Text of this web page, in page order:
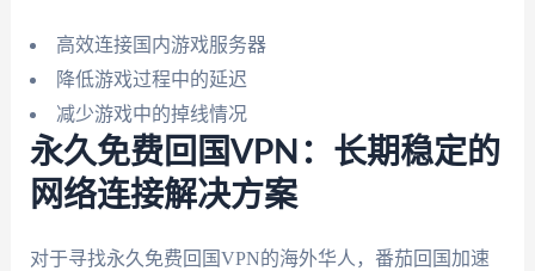
高效连接国内游戏服务器
降低游戏过程中的延迟
减少游戏中的掉线情况
永久免费回国VPN：长期稳定的
网络连接解决方案
对于寻找永久免费回国VPN的海外华人，番茄回国加速